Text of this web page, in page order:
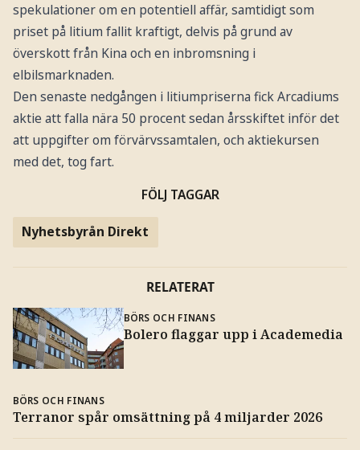
spekulationer om en potentiell affär, samtidigt som
priset på litium fallit kraftigt, delvis på grund av
överskott från Kina och en inbromsning i
elbilsmarknaden.
Den senaste nedgången i litiumpriserna fick Arcadiums
aktie att falla nära 50 procent sedan årsskiftet inför det
att uppgifter om förvärvssamtalen, och aktiekursen
med det, tog fart.
FÖLJ TAGGAR
Nyhetsbyrån Direkt
RELATERAT
BÖRS OCH FINANS
Bolero flaggar upp i Academedia
BÖRS OCH FINANS
Terranor spår omsättning på 4 miljarder 2026